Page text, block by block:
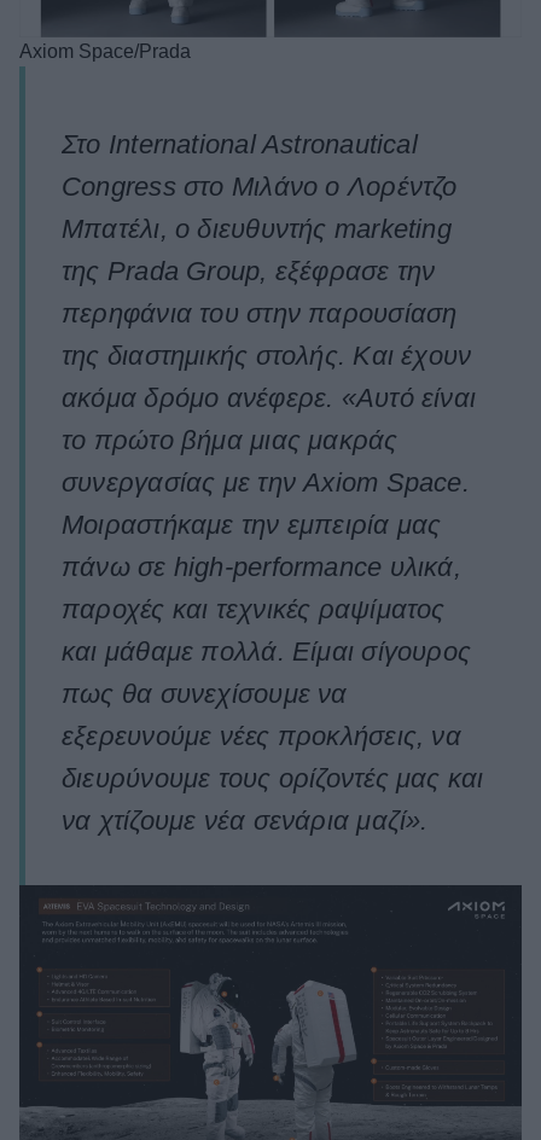
Market News
Axiom Space/Prada
Στο International Astronautical
Congress στο Μιλάνο ο Λορέντζο
Μπατέλι, ο διευθυντής marketing
της Prada Group, εξέφρασε την
περηφάνια του στην παρουσίαση
της διαστημικής στολής. Και έχουν
ακόμα δρόμο ανέφερε. «Αυτό είναι
το πρώτο βήμα μιας μακράς
συνεργασίας με την Axiom Space.
Μοιραστήκαμε την εμπειρία μας
πάνω σε high-performance υλικά,
παροχές και τεχνικές ραψίματος
και μάθαμε πολλά. Είμαι σίγουρος
πως θα συνεχίσουμε να
εξερευνούμε νέες προκλήσεις, να
διευρύνουμε τους ορίζοντές μας και
να χτίζουμε νέα σενάρια μαζί».